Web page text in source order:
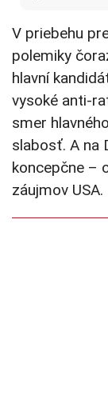
V priebehu
polemiky
hlavní
vysoké anti-
smer
slabosť. A na
koncepčne –
záujmov USA.